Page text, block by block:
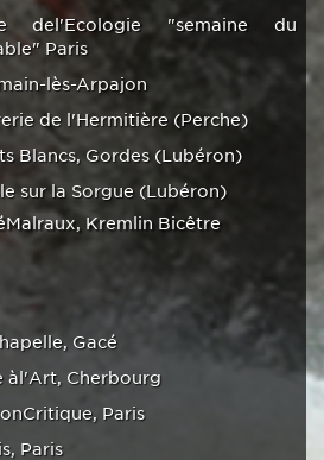
del'Ecologie "semaine du
Paris
lès-Arpajon
de l'Hermitière (Perche)
Blancs, Gordes (Lubéron)
sur la Sorgue (Lubéron)
Kremlin Bicêtre
Gacé
àl'Art, Cherbourg
Paris
Paris